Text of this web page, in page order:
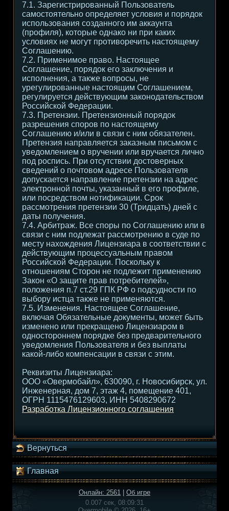
7.1. Зарегистрированный Пользователь
самостоятельно определяет условия и порядок
использования созданного им аккаунта
(профиля), которые однако ни при каких
условиях не могут противоречить настоящему
Соглашению.
7.2. Применимое право. Настоящее
Соглашение, порядок его заключения и
исполнения, а также вопросы, не
урегулированные настоящим Соглашением,
регулируется действующим законодательством
Российской Федерации.
7.3. Претензии. Претензионный порядок
разрешения споров по настоящему
Соглашению и/или в связи с ним обязателен.
Претензия направляется заказным письмом с
уведомлением о вручении или вручается лично
под роспись. При отсутствии достоверных
сведений о почтовом адресе Пользователя
допускается направление претензии на адрес
электронной почты, указанный в его профиле,
или посредством нотификации. Срок
рассмотрения претензии 30 (Тридцать) дней с
даты получения.
7.4. Арбитраж. Все споры по Соглашению или в
связи с ним подлежат рассмотрению в суде по
месту нахождения Лицензиара в соответствии с
действующим процессуальным правом
Российской Федерации. Поскольку к
отношениям Сторон не подлежит применению
Закон «О защите прав потребителей»,
положения п.7 ст.29 ГПК РФ о подсудности по
выбору истца также не применяются.
7.5. Изменения. Настоящее Соглашение,
включая Обязательные документы, может быть
изменено или прекращено Лицензиаром в
одностороннем порядке без предварительного
уведомления Пользователя и без выплаты
какой-либо компенсации в связи с этим.
Реквизиты Лицензиара:
ООО «Овермобайл», 630090, г. Новосибирск, ул.
Инженерная, дом 7, этаж 4, помещение 401,
ОГРН 1115476129603, ИНН 5408290672
Разработка Лицензионного соглашения
Вернуться
Главная
Онлайн: 2561
Об игре
0.007 сек, 08:09:31